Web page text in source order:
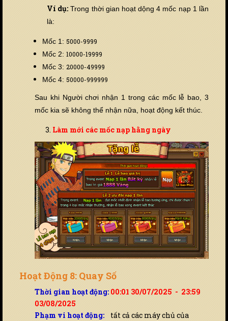
Ví dụ: Trong thời gian hoạt dộng 4 mốc nạp 1 lần
là:
Mốc 1: 5000-9999
Mốc 2: 10000-19999
Mốc 3: 20000-49999
Mốc 4: 50000-999999
Sau khi Người chơi nhận 1 trong các mốc lễ bao, 3
mốc kia sẽ không thể nhận nữa, hoạt động kết thúc.
Làm mới các mốc nạp hằng ngày
Hoạt Động 8: Quay Số
Thời gian hoạt động: 00:01 30/07/2025 - 23:59
03/08/2025
Phạm vi hoạt động: tất cả các máy chủ của